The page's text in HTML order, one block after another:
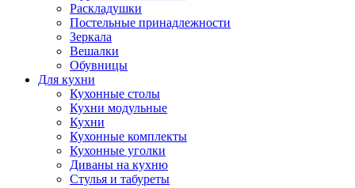
Раскладушки
Постельные принадлежности
Зеркала
Вешалки
Обувницы
Для кухни
Кухонные столы
Кухни модульные
Кухни
Кухонные комплекты
Кухонные уголки
Диваны на кухню
Стулья и табуреты